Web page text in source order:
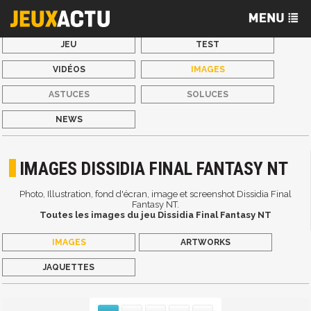
JEU TEST
VIDÉOS IMAGES
ASTUCES SOLUCES
NEWS
IMAGES DISSIDIA FINAL FANTASY NT
Photo, Illustration, fond d'écran, image et screenshot Dissidia Final
Fantasy NT.
Toutes les images du jeu Dissidia Final Fantasy NT
IMAGES ARTWORKS
JAQUETTES